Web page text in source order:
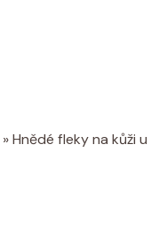
»Hnědé fleky na kůži u